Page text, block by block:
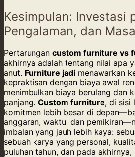
Kesimpulan: Investasi
Pengalaman, dan
Pertarungan custom furniture vs
akhirnya adalah tentang nilai apa
anut. Furniture jadi menawarkan
kepraktisan dengan biaya awal
menimbulkan biaya berulang dan
panjang. Custom furniture, di sisi
komitmen lebih besar di
anggaran, waktu, dan
imbalan yang jauh lebih kaya:
sebuah karya yang personal,
puluhan tahun, dan pada akhirnya,